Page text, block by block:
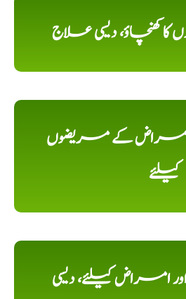
کا کھنچاؤ، دیسی علاج
کے مریضوں
کیلئے
امراض کیلئے، دیسی